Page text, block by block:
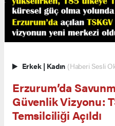
Erkek | Kadın (Haberi Sesli
Erzurum’da
Güvenlik Vizyonu:
Temsilciliği Açıldı